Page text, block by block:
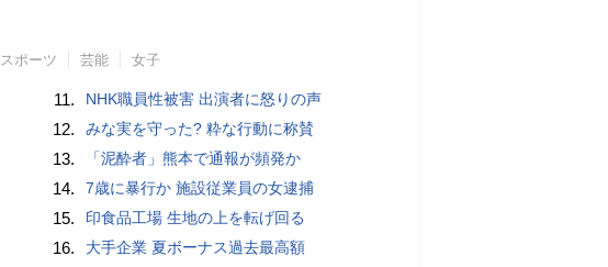
スポーツ 芸能 女子
11. NHK職員性被害 出演者に怒りの声
12. みな実を守った? 粋な行動に称賛
13. 「泥酔者」熊本で通報が頻発か
14. 7歳に暴行か 施設従業員の女逮捕
15. 印食品工場 生地の上を転げ回る
16. 大手企業 夏ボーナス過去最高額